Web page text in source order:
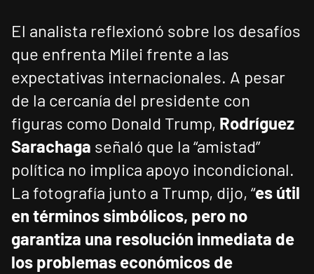
El analista reflexionó sobre los desafíos
que enfrenta Milei frente a las
expectativas internacionales. A pesar
de la cercanía del presidente con
figuras como Donald Trump, Rodríguez
Sarachaga señaló que la “amistad”
política no implica apoyo incondicional.
La fotografía junto a Trump, dijo, “es útil
en términos simbólicos, pero no
garantiza una resolución inmediata de
los problemas económicos de